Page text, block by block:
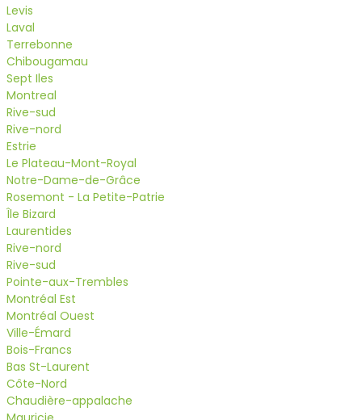
Levis
Laval
Terrebonne
Chibougamau
Sept Iles
Montreal
Rive-sud
Rive-nord
Estrie
Le Plateau-Mont-Royal
Notre-Dame-de-Grâce
Rosemont - La Petite-Patrie
Île Bizard
Laurentides
Rive-nord
Rive-sud
Pointe-aux-Trembles
Montréal Est
Montréal Ouest
Ville-Émard
Bois-Francs
Bas St-Laurent
Côte-Nord
Chaudière-appalache